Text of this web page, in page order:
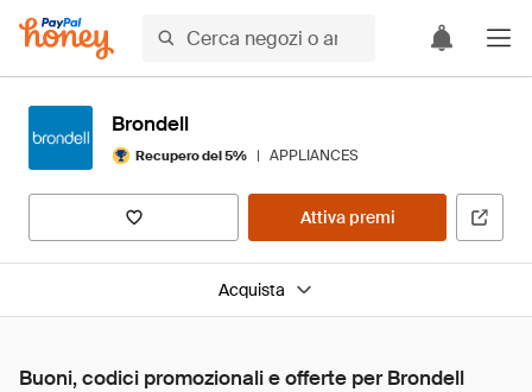
Brondell
Recupero del 5% | APPLIANCES
Attiva premi
Acquista
Buoni, codici promozionali e offerte per Brondell